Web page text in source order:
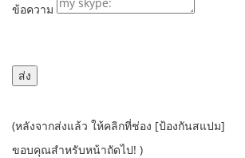
ข้อความ
(หลังจากส่งแล้ว ให้คลิกที่ช่อง [ป้องกันสแปม]
ขอบคุณสำหรับหน้าถัดไป! )